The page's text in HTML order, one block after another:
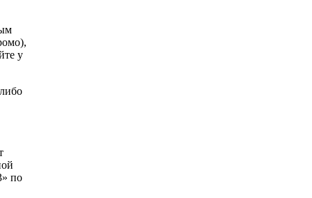
у
по